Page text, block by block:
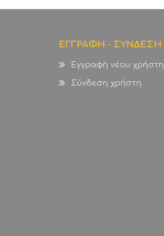
ΕΓΓΡΑΦΗ - ΣΥΝΔΕΣΗ
Εγγραφή νέου χρήστη
Σύνδεση χρήστη